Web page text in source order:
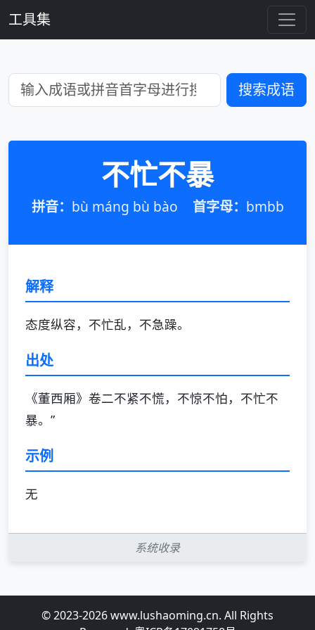
工具集
搜索成语
不忙不暴
拼音： bù máng bù bào 首字母： bmbb
解释
态度纵容，不忙乱，不急躁。
出处
《董西厢》卷二不紧不慌，不惊不怕，不忙不
暴。”
示例
无
系统收录
© 2023-2026 www.lushaoming.cn. All Rights